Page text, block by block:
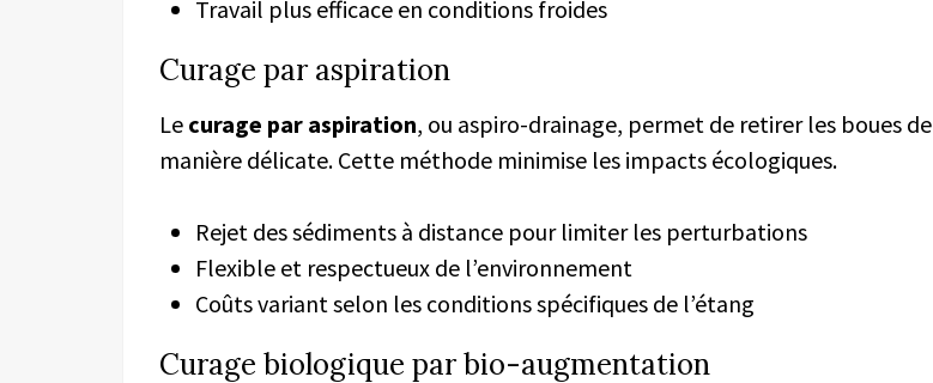
Travail plus efficace en conditions froides
Curage par aspiration
Le curage par aspiration, ou aspiro-drainage, permet de retirer les boues de
manière délicate. Cette méthode minimise les impacts écologiques.
Rejet des sédiments à distance pour limiter les perturbations
Flexible et respectueux de l’environnement
Coûts variant selon les conditions spécifiques de l’étang
Curage biologique par bio-augmentation